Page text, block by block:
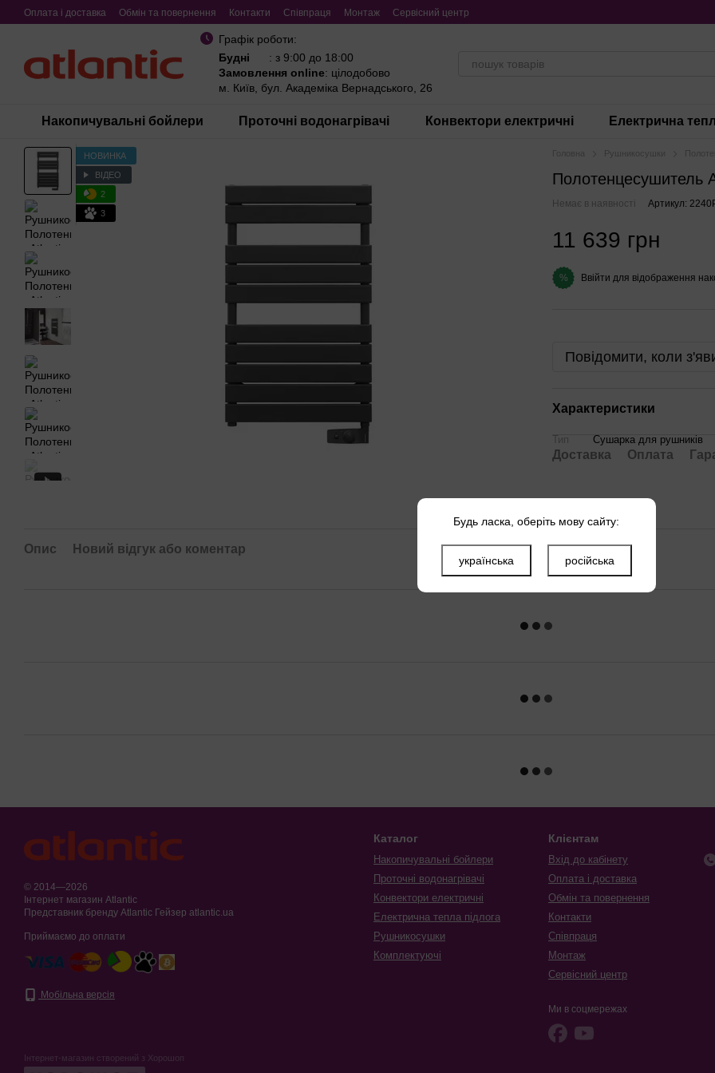
Перейти до основного контенту
Оплата і доставка Обмін та повернення Контакти Співпраця Монтаж Сервісний центр
Графік роботи:
Будні
: з 9:00 до 18:00
Замовлення online: цілодобово
м. Київ, бул. Академіка Вернадського, 26
Накопичувальні бойлери Проточні водонагрівачі Конвектори електричні Електрична
НОВИНКА
ВІДЕО
2
3
Головна Рушникосушки
Полотенцесушитель
Немає в наявності Артикул:
11 639 грн
% Ввійти для відображення
Повідомити, коли
Характеристики
Тип Сушарка для рушників
Доставка Оплата
Опис Новий відгук або коментар
© 2014—2026
Інтернет магазин Atlantic
Представник бренду Atlantic Гейзер atlantic.ua
Приймаємо до оплати
Мобільна версія
Інтернет-магазин створений з Хорошоп
Каталог
Накопичувальні бойлери
Проточні водонагрівачі
Конвектори електричні
Електрична тепла підлога
Рушникосушки
Комплектуючі
Клієнтам
Вхід до кабінету
Оплата і доставка
Обмін та повернення
Контакти
Співпраця
Монтаж
Сервісний центр
Ми в соцмережах
Будь ласка, оберіть мову сайту:
українська російська